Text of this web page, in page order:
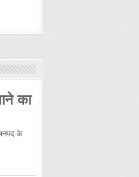
का
के